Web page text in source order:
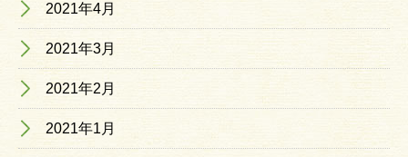
2021年4月
2021年3月
2021年2月
2021年1月